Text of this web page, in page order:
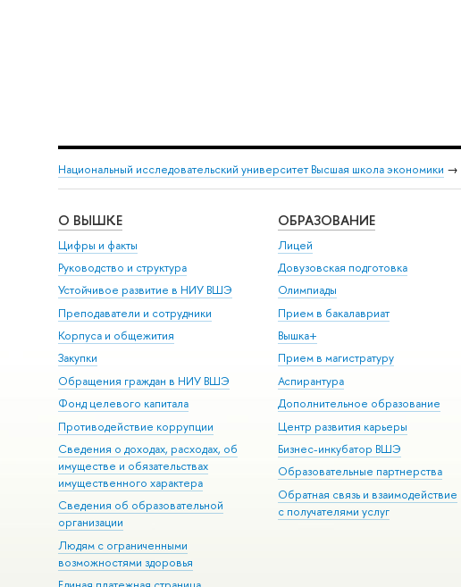
Национальный исследовательский университет Высшая школа экономики →
О ВЫШКЕ
Цифры и факты
Руководство и структура
Устойчивое развитие в НИУ ВШЭ
Преподаватели и сотрудники
Корпуса и общежития
Закупки
Обращения граждан в НИУ ВШЭ
Фонд целевого капитала
Противодействие коррупции
Сведения о доходах, расходах, об
имуществе и обязательствах
имущественного характера
Сведения об образовательной
организации
Людям с ограниченными
возможностями здоровья
ОБРАЗОВАНИЕ
Лицей
Довузовская подготовка
Олимпиады
Прием в бакалавриат
Вышка+
Прием в магистратуру
Аспирантура
Дополнительное образование
Центр развития карьеры
Бизнес-инкубатор ВШЭ
Образовательные партнерства
Обратная связь и взаимодействие
с получателями услуг